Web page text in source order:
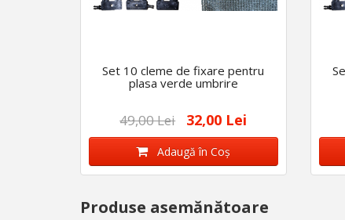
Set 10 cleme de fixare pentru
plasa verde umbrire
49,00 Lei 32,00 Lei
Adaugă în Coş
Produse asemănătoare